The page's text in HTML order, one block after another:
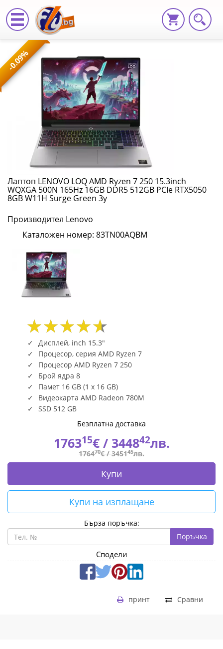
Лаптоп
LENOVO
LOQ
AMD
Ryzen
7
250
15.3inch
WQXGA
500N
165Hz
16GB
DDR5
512GB
PCIe
RTX5050
8GB
W11H
Surge
Green
83TN00AQBM
Fly.bg
-0.09%
Лаптоп LENOVO LOQ AMD Ryzen 7 250 15.3inch
WQXGA 500N 165Hz 16GB DDR5 512GB PCIe RTX5050
8GB W11H Surge Green 3y
Производител Lenovo
Каталожен номер: 83TN00AQBM
Дисплей, inch 15.3"
Процесор, серия AMD Ryzen 7
Процесор AMD Ryzen 7 250
Брой ядра 8
Памет 16 GB (1 x 16 GB)
Видеокарта AMD Radeon 780M
SSD 512 GB
Безплатна доставка
176315€ / 344842лв.
176470€ /345145лв.
Купи
Купи на изплащане
Бърза поръчка:
Поръчка
Сподели
Сравни
принт